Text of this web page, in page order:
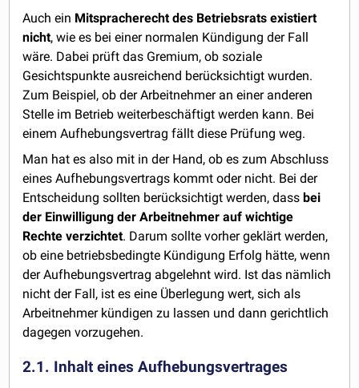
Auch ein Mitspracherecht des Betriebsrats existiert
nicht, wie es bei einer normalen Kündigung der Fall
wäre. Dabei prüft das Gremium, ob soziale
Gesichtspunkte ausreichend berücksichtigt wurden.
Zum Beispiel, ob der Arbeitnehmer an einer anderen
Stelle im Betrieb weiterbeschäftigt werden kann. Bei
einem Aufhebungsvertrag fällt diese Prüfung weg.
Man hat es also mit in der Hand, ob es zum Abschluss
eines Aufhebungsvertrags kommt oder nicht. Bei der
Entscheidung sollten berücksichtigt werden, dassbei
der Einwilligung der Arbeitnehmer auf wichtige
Rechte verzichtet. Darum sollte vorher geklärt werden,
ob eine betriebsbedingte Kündigung Erfolg hätte, wenn
der Aufhebungsvertrag abgelehnt wird. Ist das nämlich
nicht der Fall, ist es eine Überlegung wert, sich als
Arbeitnehmer kündigen zu lassen und dann gerichtlich
dagegen vorzugehen.
2.1. Inhalt eines Aufhebungsvertrages